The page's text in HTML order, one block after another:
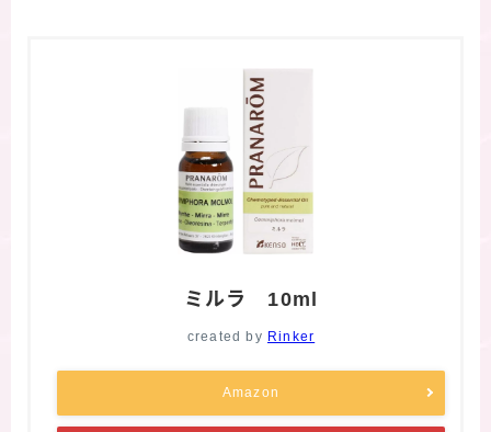
ミルラ 10ml
created by Rinker
Amazon